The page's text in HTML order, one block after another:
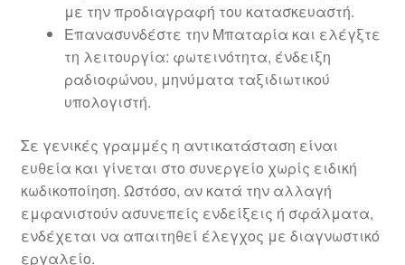
με την προδιαγραφή του κατασκευαστή.
Επανασυνδέστε την Μπαταρία και ελέγξτε
τη λειτουργία: φωτεινότητα, ένδειξη
ραδιοφώνου, μηνύματα ταξιδιωτικού
υπολογιστή.
Σε γενικές γραμμές η αντικατάσταση είναι
ευθεία και γίνεται στο συνεργείο χωρίς ειδική
κωδικοποίηση. Ωστόσο, αν κατά την αλλαγή
εμφανιστούν ασυνεπείς ενδείξεις ή σφάλματα,
ενδέχεται να απαιτηθεί έλεγχος με διαγνωστικό
εργαλείο.